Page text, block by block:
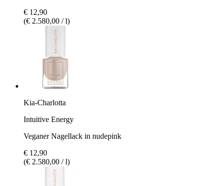
€ 12,90
(€ 2.580,00 / l)
Kia-Charlotta
Intuitive Energy
Veganer Nagellack in nudepink
€ 12,90
(€ 2.580,00 / l)